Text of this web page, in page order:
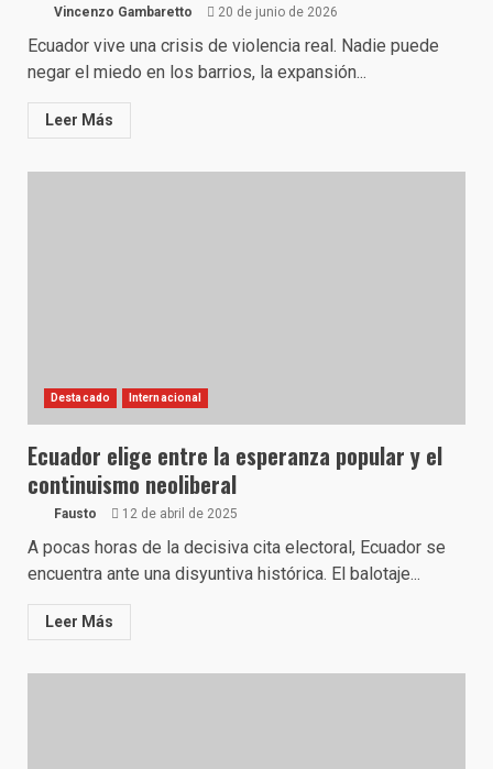
Vincenzo Gambaretto 20 de junio de 2026
Ecuador vive una crisis de violencia real. Nadie puede
negar el miedo en los barrios, la expansión...
Leer Más
Destacado Internacional
Ecuador elige entre la esperanza popular y el
continuismo neoliberal
Fausto 12 de abril de 2025
A pocas horas de la decisiva cita electoral, Ecuador se
encuentra ante una disyuntiva histórica. El balotaje...
Leer Más